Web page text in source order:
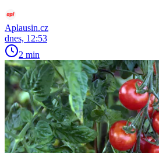
Aplausin.cz
dnes, 12:53
2 min